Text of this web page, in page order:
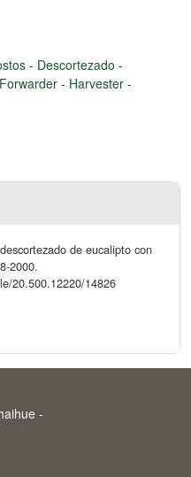
- Descortezado -
Forwarder - Harvester -
de eucalipto con
2000.
20.500.12220/14826
-